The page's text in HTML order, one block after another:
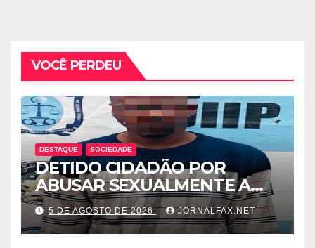
VOCÊ PERDEU
DESTAQUE SOCIEDADE
DETIDO CIDADÃO POR
ABUSAR SEXUALMENTE A
CUNHADA MENOR DE IDADE
5 DE AGOSTO DE 2026 JORNALFAX.NET